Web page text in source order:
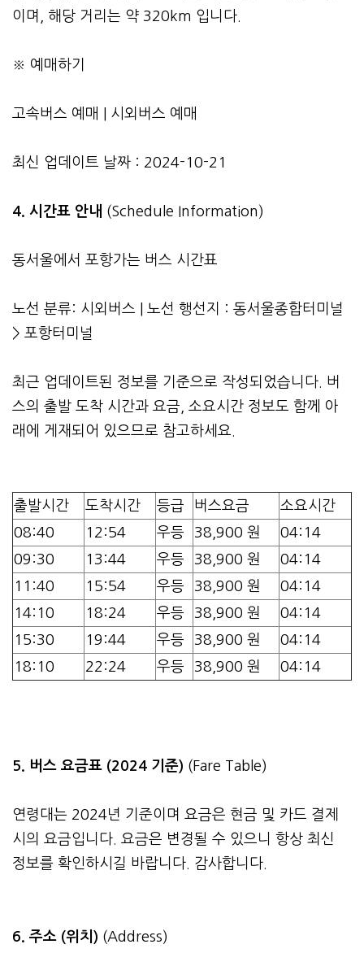
이며, 해당 거리는 약 320km 입니다.
※ 예매하기
고속버스 예매 시외버스 예매
최신 업데이트 날짜 : 2024-10-21
4. 시간표 안내 (Schedule Information)
동서울에서 포항가는 버스 시간표
노선 분류: 시외버스 | 노선 행선지 : 동서울종합터미널
> 포항터미널
최근 업데이트된 정보를 기준으로 작성되었습니다. 버
스의 출발 도착 시간과 요금, 소요시간 정보도 함께 아
래에 게재되어 있으므로 참고하세요.
출발시간 도착시간 등급 버스요금
소요시간
08:40
12:54 우등 38,900 원
04:14
09:30
13:44 우등 38,900 원
04:14
11:40
15:54 우등 38,900 원
04:14
14:10
18:24 우등 38,900 원
04:14
15:30
19:44 우등 38,900 원
04:14
18:10
22:24 우등 38,900 원 04:14
5. 버스 요금표 (2024 기준) (Fare Table)
연령대는 2024년 기준이며 요금은 현금 및 카드 결제
시의 요금입니다. 요금은 변경될 수 있으니 항상 최신
정보를 확인하시길 바랍니다. 감사합니다.
6. 주소 (위치) (Address)